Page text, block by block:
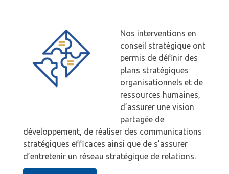
Nos interventions en
conseil stratégique ont
permis de définir des
plans stratégiques
organisationnels et de
ressources humaines,
d’assurer une vision
partagée de
développement, de réaliser des communications
stratégiques efficaces ainsi que de s’assurer
d’entretenir un réseau stratégique de relations.